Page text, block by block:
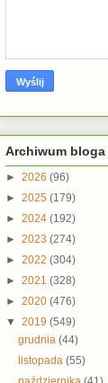
Archiwum bloga
► 2026 (96)
► 2025 (179)
► 2024 (192)
► 2023 (274)
► 2022 (304)
► 2021 (328)
► 2020 (476)
▼ 2019 (549)
grudnia(44)
listopada(55)